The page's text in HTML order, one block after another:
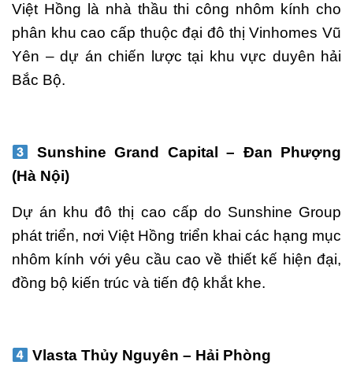
Việt Hồng là nhà thầu thi công nhôm kính cho
phân khu cao cấp thuộc đại đô thị Vinhomes Vũ
Yên – dự án chiến lược tại khu vực duyên hải
Bắc Bộ.
Sunshine Grand Capital – Đan Phượng
(Hà Nội)
Dự án khu đô thị cao cấp do Sunshine Group
phát triển, nơi Việt Hồng triển khai các hạng mục
nhôm kính với yêu cầu cao về thiết kế hiện đại,
đồng bộ kiến trúc và tiến độ khắt khe.
Vlasta Thủy Nguyên – Hải Phòng